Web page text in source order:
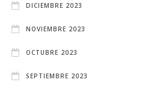
DICIEMBRE 2023
NOVIEMBRE 2023
OCTUBRE 2023
SEPTIEMBRE 2023